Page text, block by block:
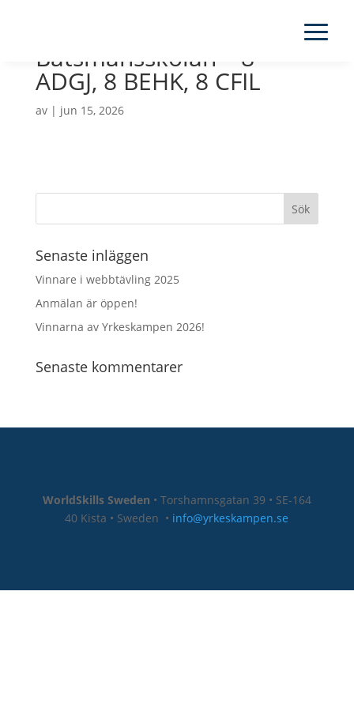
Båtsmansskolan – 8
ADGJ, 8 BEHK, 8 CFIL
av | jun 15, 2026
Senaste inläggen
Vinnare i webbtävling 2025
Anmälan är öppen!
Vinnarna av Yrkeskampen 2026!
Senaste kommentarer
WorldSkills Sweden • Torshamnsgatan 39 • SE-164
40 Kista • Sweden • info@yrkeskampen.se